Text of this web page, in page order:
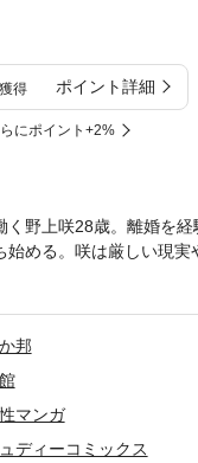
獲得 ポイント詳細
にポイント+2%
く野上咲28歳。離婚を
始める。咲は厳しい現実
ら遠ざかっていた彼女
邦
マンガ
ディーコミックス